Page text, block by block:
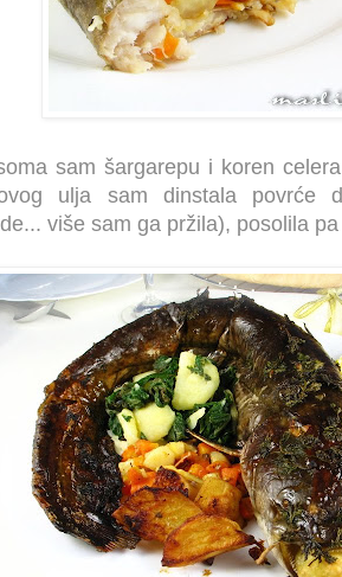
sam šargarepu i koren
ulja sam dinstala povrće
više sam ga pržila), posolila